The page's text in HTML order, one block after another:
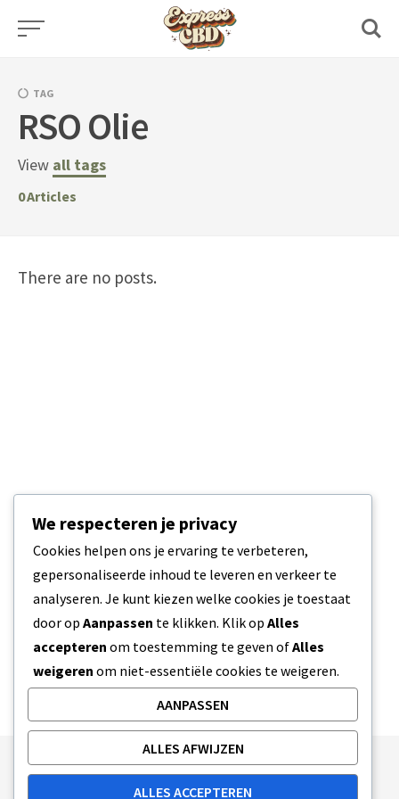
Skip
TAG
RSO Olie
View all tags
0Articles
There are no posts.
Publishing Principles
Ethics Policy
We respecteren je privacy
Cookies helpen ons je ervaring te verbeteren,
gepersonaliseerde inhoud te leveren en verkeer te
analyseren. Je kunt kiezen welke cookies je toestaat
door op Aanpassen te klikken. Klik op Alles
accepteren om toestemming te geven ofAlles
weigeren om niet-essentiële cookies te weigeren.
AANPASSEN
ALLES AFWIJZEN
ALLES ACCEPTEREN